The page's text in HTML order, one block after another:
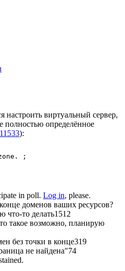
настроить виртуальный сервер,
полностью определённое
):
;
in poll. Log in, please.
доменов ваших ресурсов?
что-то делать1512
такое возможно, планирую
без точки в конце319
не найдена"74